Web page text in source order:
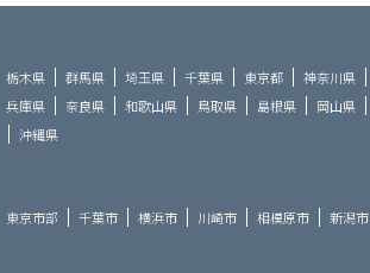
栃木県 群馬県 埼玉県 千葉県 東京都 神奈川県
兵庫県 奈良県 和歌山県 鳥取県 島根県 岡山県
沖縄県
東京市部 千葉市 横浜市 川崎市 相模原市 新潟市